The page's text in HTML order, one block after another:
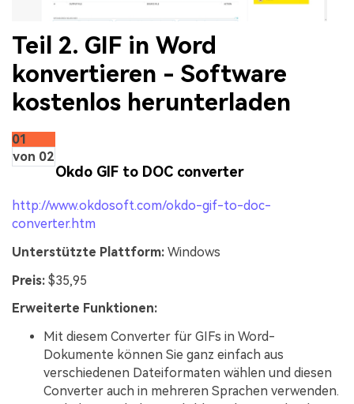
Teil 2. GIF in Word
konvertieren - Software
kostenlos herunterladen
01
von 02
Okdo GIF to DOC converter
http://www.okdosoft.com/okdo-gif-to-doc-
converter.htm
Unterstützte Plattform: Windows
Preis: $35,95
Erweiterte Funktionen:
Mit diesem Converter für GIFs in Word-
Dokumente können Sie ganz einfach aus
verschiedenen Dateiformaten wählen und diesen
Converter auch in mehreren Sprachen verwenden.